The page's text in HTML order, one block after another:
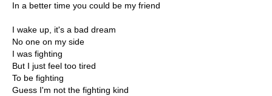
In a better time you could be my friend
I wake up, it's a bad dream
No one on my side
I was fighting
But I just feel too tired
To be fighting
Guess I'm not the fighting kind